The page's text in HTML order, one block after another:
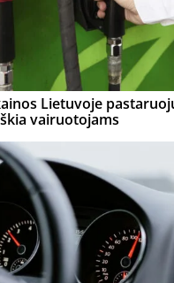
Lietuvoje
vairuotojams